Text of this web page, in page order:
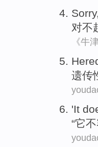
Sorry,
对不
《牛
遗传
'It
“它不